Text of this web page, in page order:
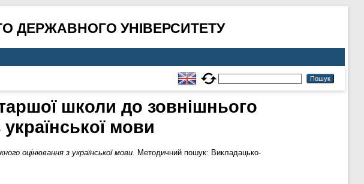
ДЕРЖАВНОГО УНІВЕРСИТЕТУ
школи до зовнішнього
мови
оцінювання з української мови. Методичний пошук: Викладацько-